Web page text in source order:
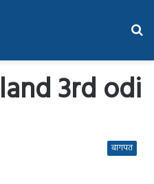
3rd odi
बागपत